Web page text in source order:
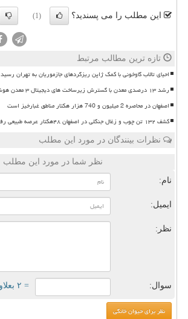
این مطلب را می پسندید؟ (1)
تازه ترین مطالب مرتبط
احیای تالاب گاوخونی با کمک ژاپن ریزگردهای جازموریان به تهران رسید
رشد ۱۳ درصدی معدن با گسترش زیرساخت های دیجیتال ۳ معدن هوشمند می شوند
اصفهان در محاصره 2 میلیون و 740 هزار هکتار مناطق غبارخیز است
کشف ۱۳۲ تن چوب و زغال جنگلی در اصفهان ۴۸هکتار عرصه طبیعی رفع تصرف شد
نظرات بینندگان در مورد این مطلب
نظر شما در مورد این مطلب
نام:
ایمیل:
نظر:
سوال: = ۲ بعلاوه ۵